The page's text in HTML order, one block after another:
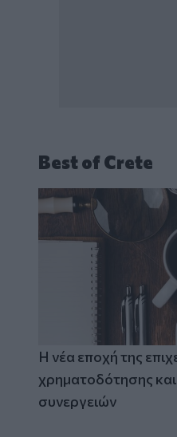
Best of Crete
Η νέα εποχή της
χρηματοδότησης
συνεργειών